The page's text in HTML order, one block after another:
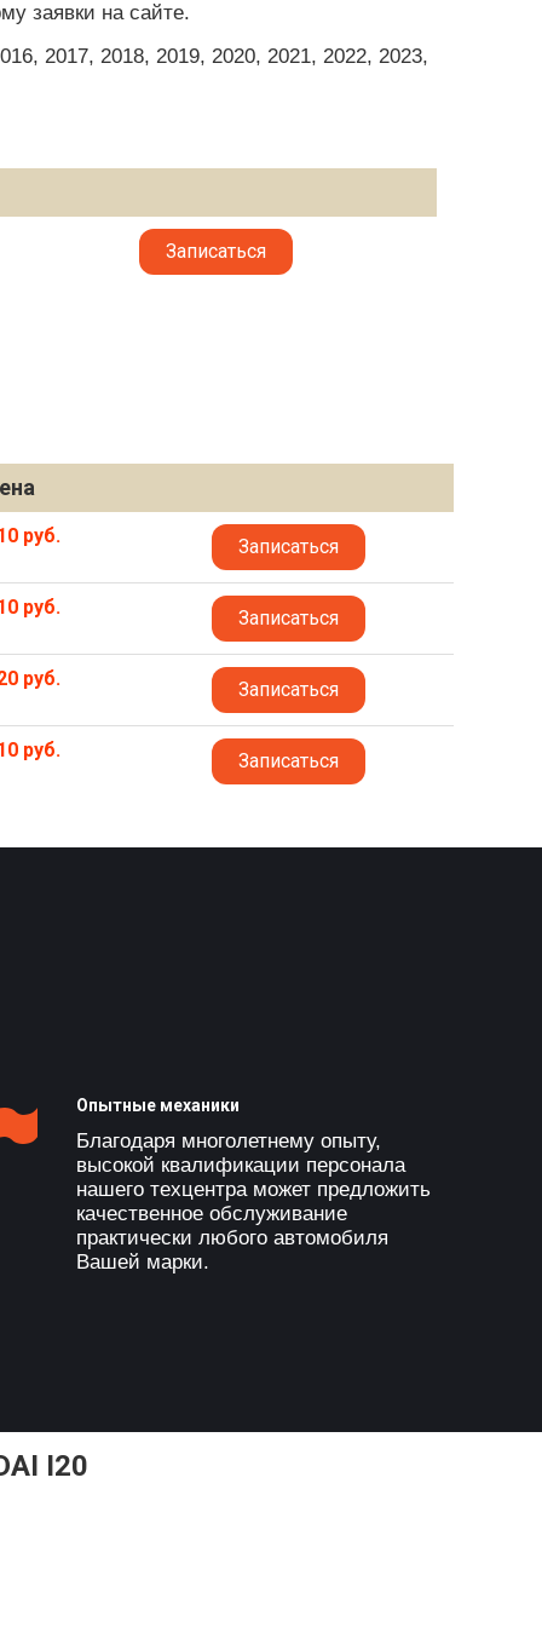
заявки на сайте.
2017, 2018, 2019, 2020, 2021, 2022, 2023,
Записаться
руб. Записаться
руб. Записаться
руб. Записаться
руб. Записаться
Опытные механики
Благодаря многолетнему опыту,
высокой квалификации персонала
нашего техцентра может предложить
качественное обслуживание
практически любого автомобиля
Вашей марки.
I20